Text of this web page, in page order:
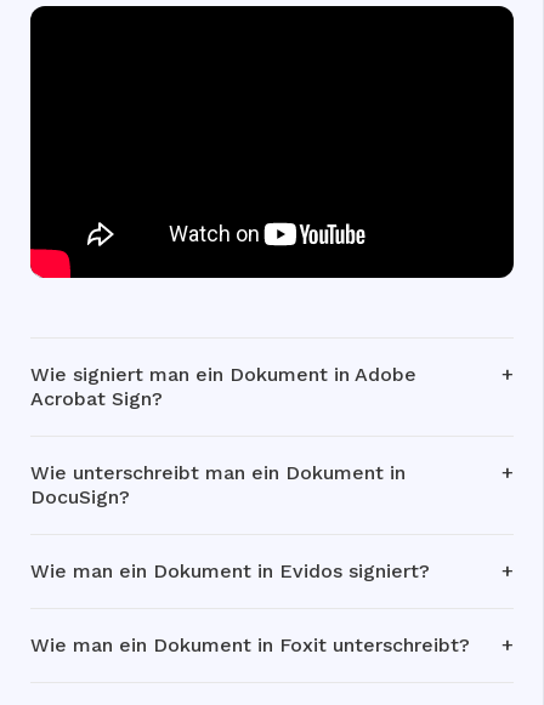
Wie signiert man ein Dokument in Adobe
Acrobat Sign?
Wie unterschreibt man ein Dokument in
DocuSign?
Wie man ein Dokument in Evidos signiert?
Wie man ein Dokument in Foxit unterschreibt?